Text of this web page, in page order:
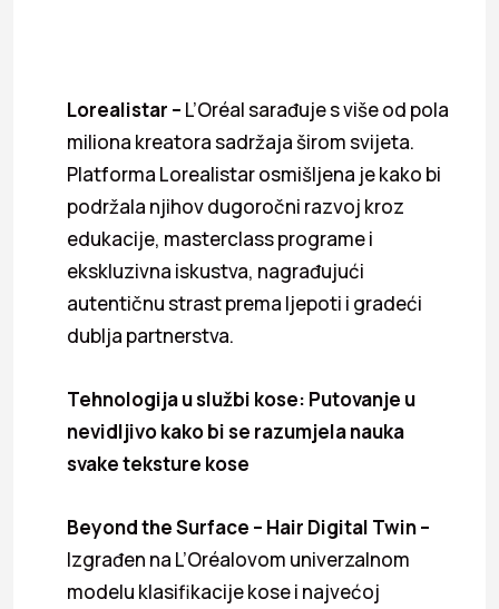
Lorealistar – L’Oréal sarađuje s više od pola
miliona kreatora sadržaja širom svijeta.
Platforma Lorealistar osmišljena je kako bi
podržala njihov dugoročni razvoj kroz
edukacije, masterclass programe i
ekskluzivna iskustva, nagrađujući
autentičnu strast prema ljepoti i gradeći
dublja partnerstva.
Tehnologija u službi kose: Putovanje u
nevidljivo kako bi se razumjela nauka
svake teksture kose
Beyond the Surface – Hair Digital Twin –
Izgrađen na L’Oréalovom univerzalnom
modelu klasifikacije kose i najvećoj